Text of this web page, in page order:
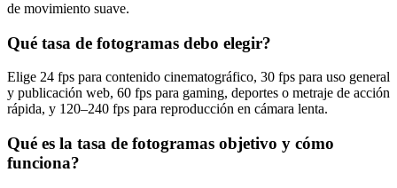
de movimiento suave.
Qué tasa de fotogramas debo elegir?
Elige 24 fps para contenido cinematográfico, 30 fps para uso general
y publicación web, 60 fps para gaming, deportes o metraje de acción
rápida, y 120–240 fps para reproducción en cámara lenta.
Qué es la tasa de fotogramas objetivo y cómo
funciona?